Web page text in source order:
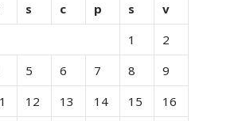
s c p s
v
1
2
5 6 7 8
9
12 13 14 15
16